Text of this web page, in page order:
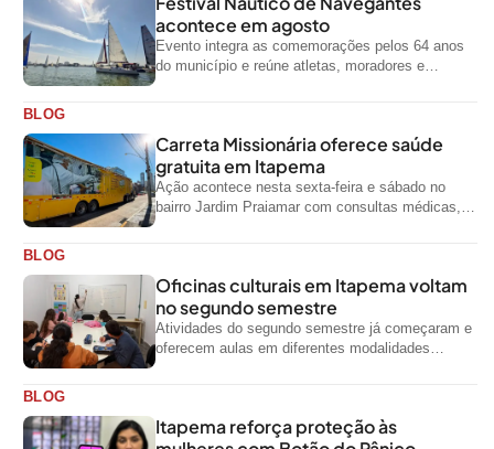
acontece em agosto
Evento integra as comemorações pelos 64 anos
do município e reúne atletas, moradores e
BLOG
Carreta Missionária oferece saúde
gratuita em Itapema
Ação acontece nesta sexta-feira e sábado no
bairro Jardim Praiamar com consultas médicas,
BLOG
Oficinas culturais em Itapema voltam
no segundo semestre
Atividades do segundo semestre já começaram e
oferecem aulas em diferentes modalidades
BLOG
Itapema reforça proteção às